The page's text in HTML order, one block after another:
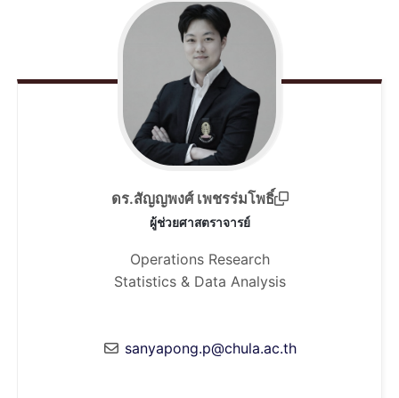
ดร.สัญญพงศ์ เพชรร่มโพธิ์
ผู้ช่วยศาสตราจารย์
Operations Research
Statistics & Data Analysis
sanyapong.p@chula.ac.th